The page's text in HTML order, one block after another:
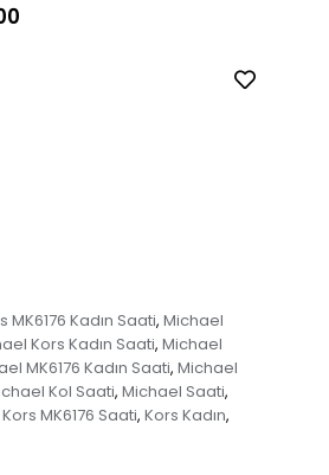
MK6176 Kadın Saati, Michael
Kors Kadın Saati, Michael
MK6176 Kadın Saati, Michael
Kol Saati, Michael Saati,
Kors MK6176 Saati, Kors Kadın,